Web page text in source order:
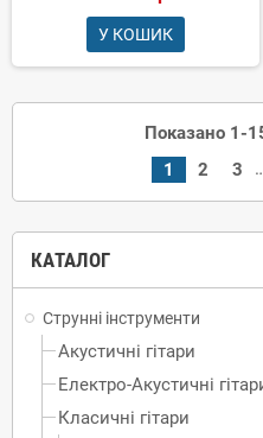
КАТАЛОГ
Струнні інструменти
Акустичні гітари
Електро-Акустичні
Класичні гітари
У КОШИК
Показано 1-
1
2 3